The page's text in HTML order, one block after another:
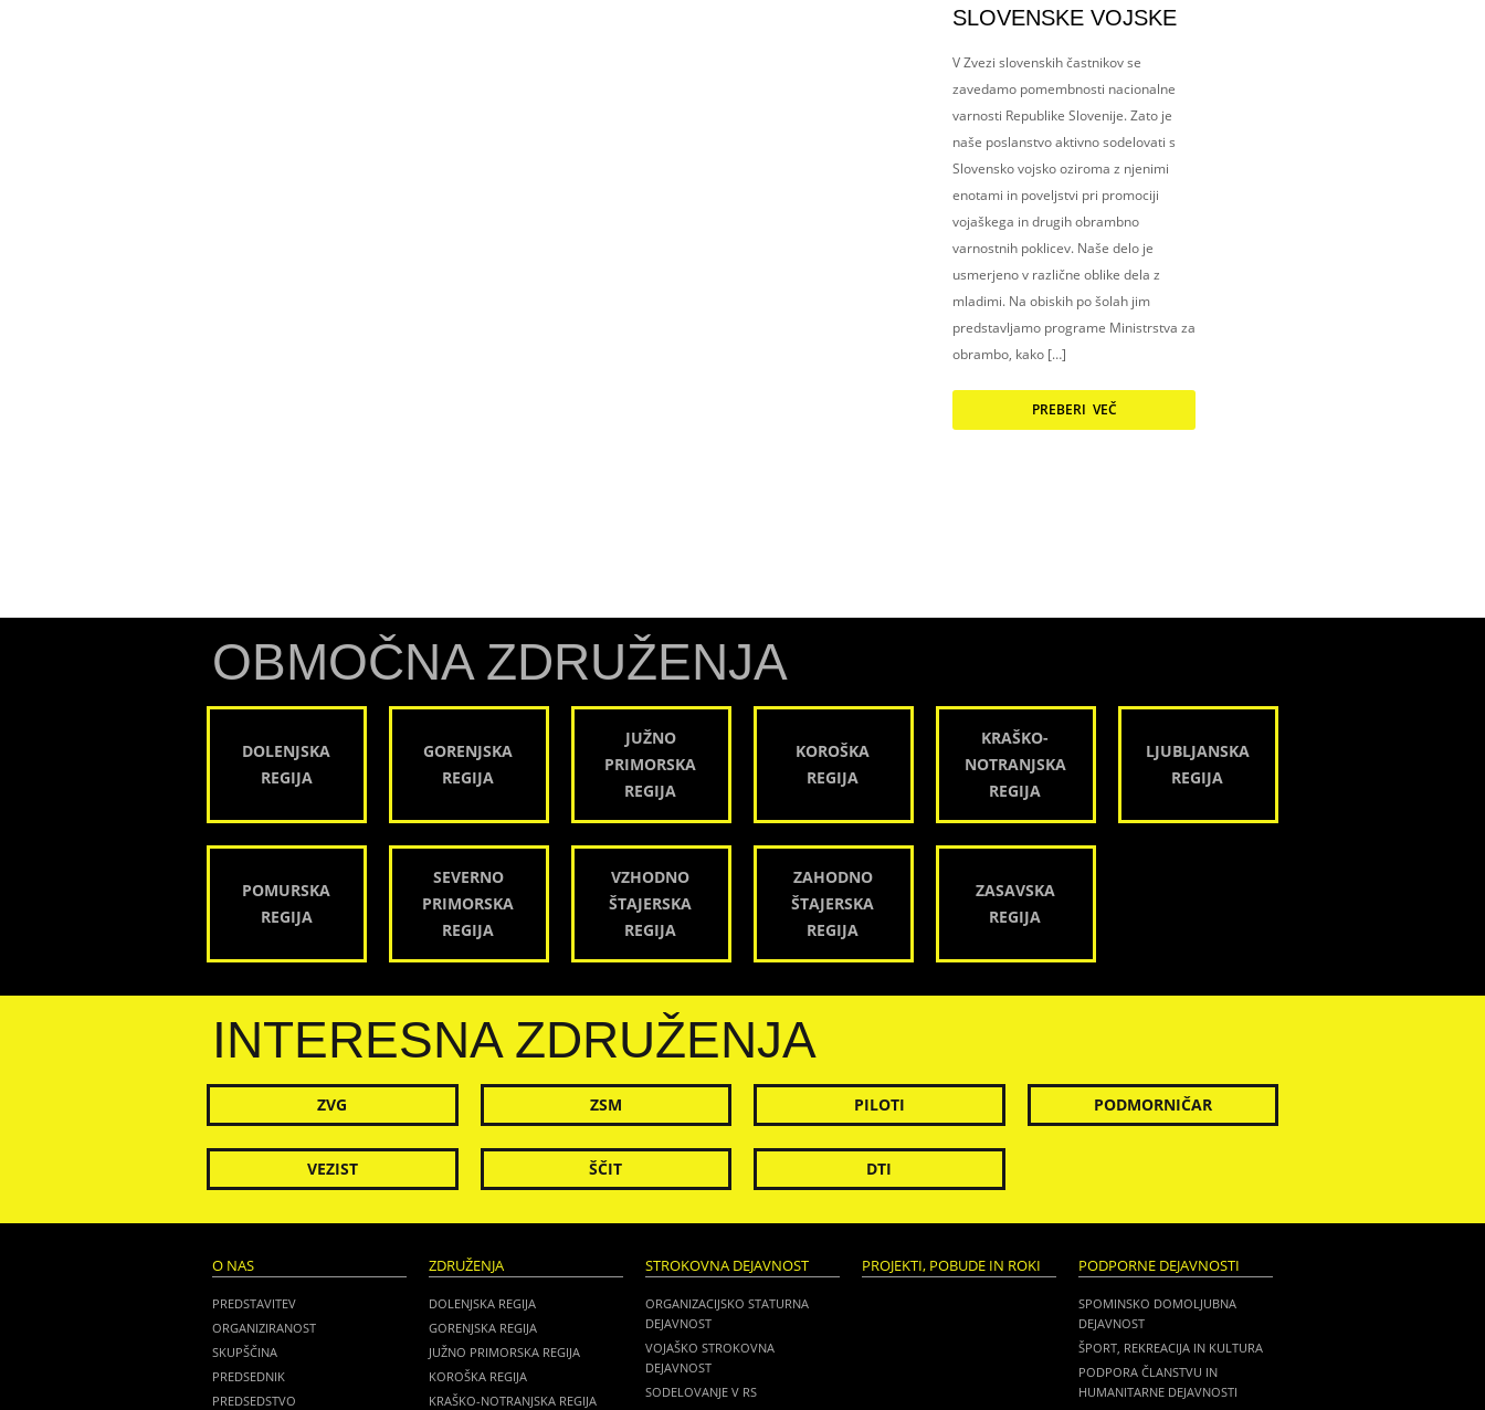
SLOVENSKE VOJSKE
V Zvezi slovenskih častnikov se
zavedamo pomembnosti nacionalne
varnosti Republike Slovenije. Zato je
naše poslanstvo aktivno sodelovati s
Slovensko vojsko oziroma z njenimi
enotami in poveljstvi pri promociji
vojaškega in drugih obrambno
varnostnih poklicev. Naše delo je
usmerjeno v različne oblike dela z
mladimi. Na obiskih po šolah jim
predstavljamo programe Ministrstva za
obrambo, kako […]
PREBERI VEČ
OBMOČNA ZDRUŽENJA
DOLENJSKA
REGIJA
GORENJSKA
REGIJA
JUŽNO
PRIMORSKA
REGIJA
KOROŠKA
REGIJA
KRAŠKO-
NOTRANJSKA
REGIJA
LJUBLJANSKA
REGIJA
POMURSKA
REGIJA
SEVERNO
PRIMORSKA
REGIJA
VZHODNO
ŠTAJERSKA
REGIJA
ZAHODNO
ŠTAJERSKA
REGIJA
ZASAVSKA
REGIJA
INTERESNA ZDRUŽENJA
ZVG ZSM PILOTI PODMORNIČAR
VEZIST ŠČIT DTI
O NAS
PREDSTAVITEV
ORGANIZIRANOST
SKUPŠČINA
PREDSEDNIK
PREDSEDSTVO
ZDRUŽENJA
DOLENJSKA REGIJA
GORENJSKA REGIJA
JUŽNO PRIMORSKA REGIJA
KOROŠKA REGIJA
KRAŠKO-NOTRANJSKA REGIJA
STROKOVNA DEJAVNOST
ORGANIZACIJSKO STATURNA
DEJAVNOST
VOJAŠKO STROKOVNA
DEJAVNOST
SODELOVANJE V RS
PROJEKTI, POBUDE IN ROKI PODPORNE DEJAVNOSTI
SPOMINSKO DOMOLJUBNA
DEJAVNOST
ŠPORT, REKREACIJA IN KULTURA
PODPORA ČLANSTVU IN
HUMANITARNE DEJAVNOSTI